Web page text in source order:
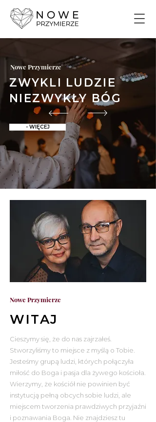
Nowe Przymierze
ZWYKLI LUDZIE
NIEZWYKŁY BÓG
- WIĘCEJ
Nowe Przymierze
WITAJ
Cieszymy się, że do nas zajrzałeś.
Stworzyliśmy to miejsce z myślą o Tobie.
Jesteśmy grupą ludzi, których połączyła
miłość do Boga i pasja dla żywego kościoła.
Wierzymy, że kościół nie powinien być
instytucją pełną obcych sobie ludzi, ale
miejscem tworzenia prawdziwych przyjaźni
i poznawania Boga. Nie znajdziesz tu